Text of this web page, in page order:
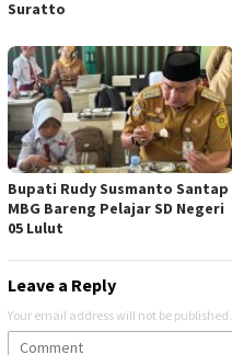
Suratto
Bupati Rudy Susmanto Santap
MBG Bareng Pelajar SD Negeri
05 Lulut
Leave a Reply
Your email address will not be published.